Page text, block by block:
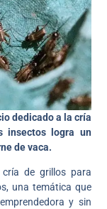
dedicado a la cría
insectos logra un
de vaca.
de grillos para
una temática que
y sin